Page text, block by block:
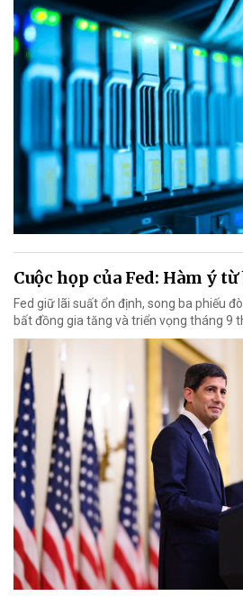
Cuộc họp của Fed: Hàm ý
Fed giữ lãi suất ổn định, song ba phiếu
bất đồng gia tăng và triển vọng tháng 9